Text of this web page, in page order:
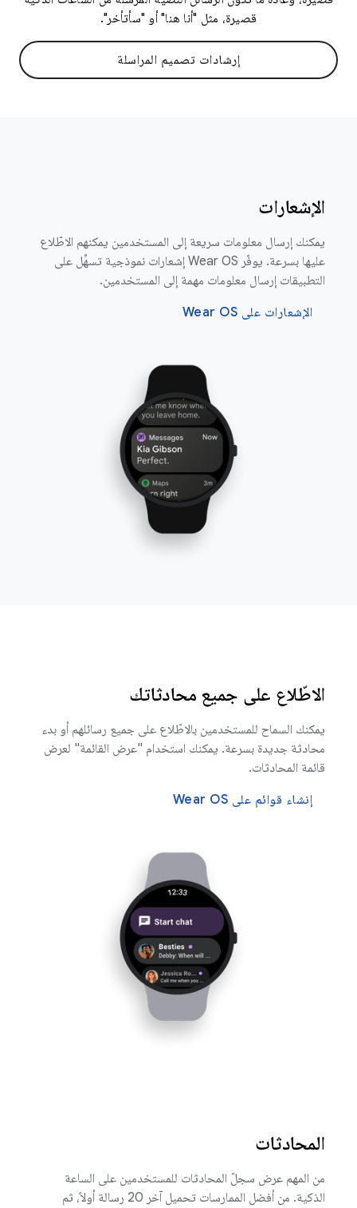
قصيرة، مثل "أنا هنا" أو "سأتأخر".
إرشادات تصميم المراسلة
الإشعارات
يمكنك إرسال معلومات سريعة إلى المستخدمين يمكنهم الاطّلاع
عليها بسرعة. يوفّر Wear OS إشعارات نموذجية تسهِّل على
التطبيقات إرسال معلومات مهمة إلى المستخدمين.
الإشعارات على Wear OS
الاطّلاع على جميع محادثاتك
يمكنك السماح للمستخدمين بالاطّلاع على جميع رسائلهم أو بدء
محادثة جديدة بسرعة. يمكنك استخدام "عرض القائمة" لعرض
قائمة المحادثات.
إنشاء قوائم على Wear OS
المحادثات
من المهم عرض سجلّ المحادثات للمستخدمين على الساعة
الذكية. من أفضل الممارسات تحميل آخر 20 رسالة أولاً، ثم